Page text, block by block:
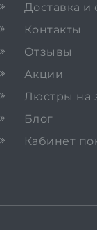
Доставка и
Контакты
Отзывы
Акции
Люстры на
Блог
Кабинет